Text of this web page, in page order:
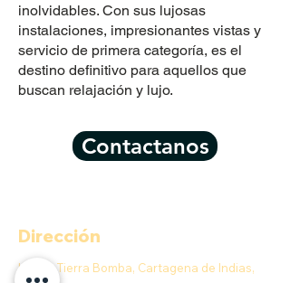
inolvidables. Con sus lujosas
instalaciones, impresionantes vistas y
servicio de primera categoría, es el
destino definitivo para aquellos que
buscan relajación y lujo.
Contactanos
Dirección
Isla de Tierra Bomba, Cartagena de Indias,